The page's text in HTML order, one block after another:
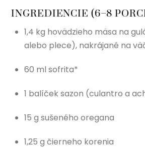
INGREDIENCIE (6–8
1,4 kg hovädzieho mäsa na
alebo plece), nakrájané na
60 ml sofrita*
1 balíček sazon (culantro a
15 g sušeného oregana
1,25 g čierneho korenia